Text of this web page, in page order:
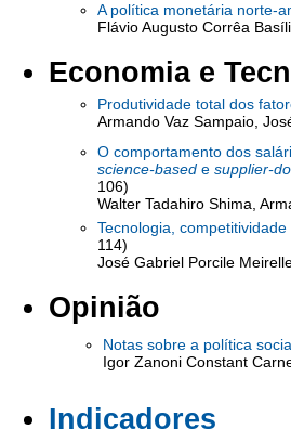
A política monetária norte-
Flávio Augusto Corrêa
Economia e
Produtividade total dos
Armando Vaz Sampaio,
O comportamento dos
science-based e supplier-
106)
Walter Tadahiro Shima,
Tecnologia,
114)
José Gabriel Porcile
Opinião
Notas sobre a política
Igor Zanoni Constant
Indicadores